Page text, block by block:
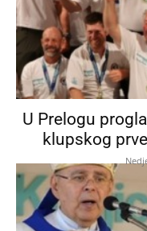
U Prelogu
klupskog